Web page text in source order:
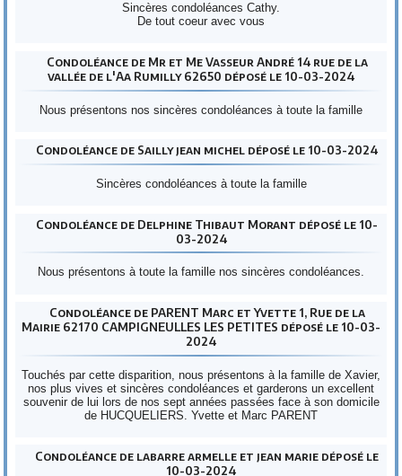
Sincères condoléances Cathy.
De tout coeur avec vous
Condoléance de Mr et Me Vasseur André 14 rue de la
vallée de l'Aa Rumilly 62650 déposé le 10-03-2024
Nous présentons nos sincères condoléances à toute la famille
Condoléance de Sailly jean michel déposé le 10-03-2024
Sincères condoléances à toute la famille
Condoléance de Delphine Thibaut Morant déposé le 10-
03-2024
Nous présentons à toute la famille nos sincères condoléances.
Condoléance de PARENT Marc et Yvette 1, Rue de la
Mairie 62170 CAMPIGNEULLES LES PETITES déposé le 10-03-
2024
Touchés par cette disparition, nous présentons à la famille de Xavier,
nos plus vives et sincères condoléances et garderons un excellent
souvenir de lui lors de nos sept années passées face à son domicile
de HUCQUELIERS. Yvette et Marc PARENT
Condoléance de labarre armelle et jean marie déposé le
10-03-2024